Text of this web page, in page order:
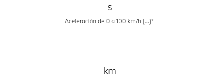
s
Aceleración de 0 a 100 km/h (…)⁷
km